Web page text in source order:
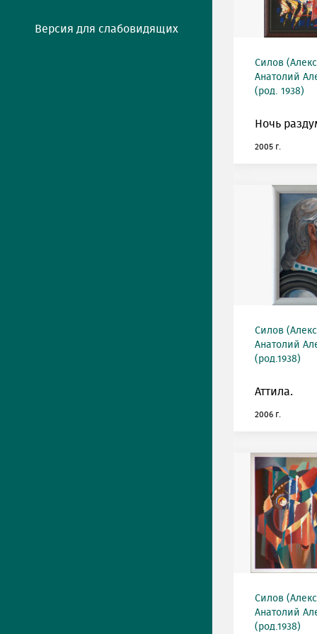
Версия для слабовидящих
Силов
Анатолий
(род. 1938)
Ночь
2005 г.
Силов
Анатолий
(род.1938)
Аттила.
2006 г.
Силов
Анатолий
(род.1938)